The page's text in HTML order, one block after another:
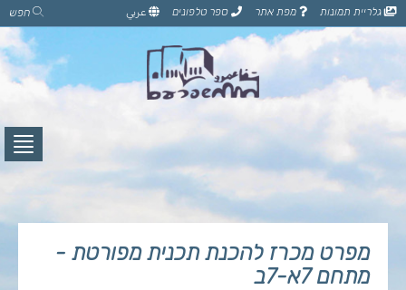
דלג
לתוכן
הדף
גלריית תמונות מפת אתר ספר טלפונים عربي חפש
לחץ
מפרט מכרז להכנת תכנית מפורטת -
מתחם 7א-7ב